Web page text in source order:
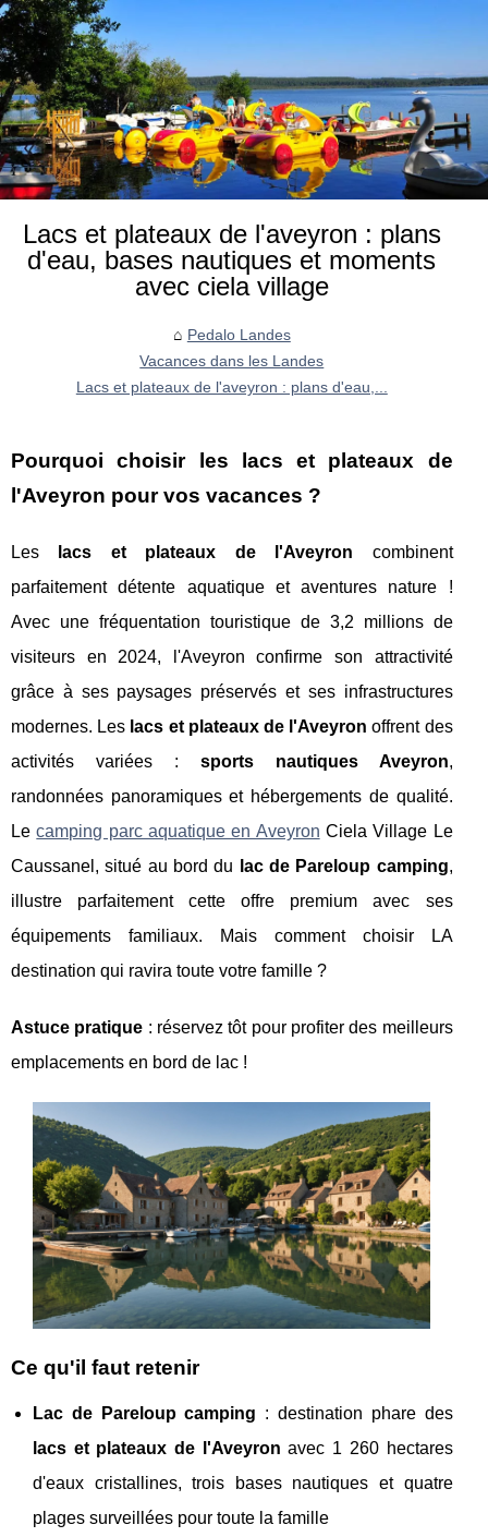
Lacs et plateaux de l'aveyron : plans
d'eau, bases nautiques et moments
avec ciela village
Pedalo Landes
Vacances dans les Landes
Lacs et plateaux de l'aveyron : plans d'eau,...
Pourquoi choisir les lacs et plateaux de
l'Aveyron pour vos vacances ?
Les lacs et plateaux de l'Aveyron combinent
parfaitement détente aquatique et aventures nature !
Avec une fréquentation touristique de 3,2 millions de
visiteurs en 2024, l'Aveyron confirme son attractivité
grâce à ses paysages préservés et ses infrastructures
modernes. Les lacs et plateaux de l'Aveyron offrent des
activités variées : sports nautiques Aveyron,
randonnées panoramiques et hébergements de qualité.
Lecamping parc aquatique en Aveyron Ciela Village Le
Caussanel, situé au bord du
lac de Pareloup camping,
illustre parfaitement cette offre premium avec ses
équipements familiaux. Mais comment choisir LA
destination qui ravira toute votre famille ?
Astuce pratique : réservez tôt pour profiter des meilleurs
emplacements en bord de lac !
Ce qu'il faut retenir
Lac de Pareloup camping : destination phare des
lacs et plateaux de l'Aveyron avec 1 260 hectares
d'eaux cristallines, trois bases nautiques et quatre
plages surveillées pour toute la famille